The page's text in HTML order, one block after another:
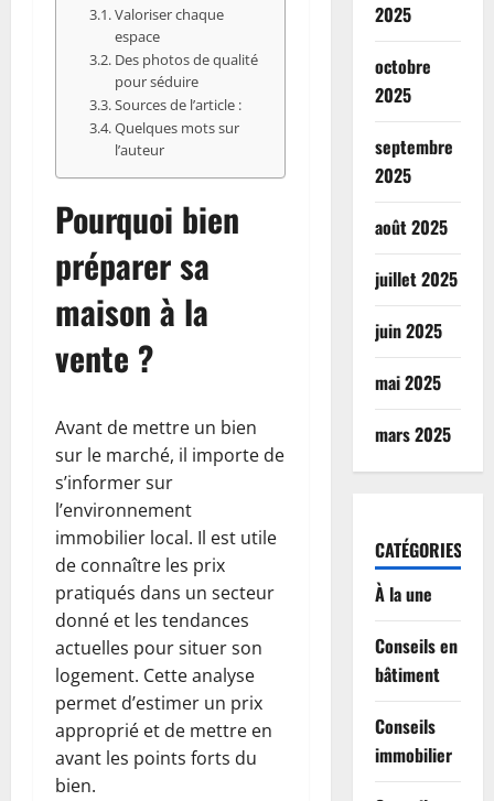
Valoriser chaque
espace
Des photos de qualité
pour séduire
Sources de l’article :
Quelques mots sur
l’auteur
Pourquoi bien
préparer sa
maison à la
vente ?
Avant de mettre un bien
sur le marché, il importe de
s’informer sur
l’environnement
immobilier local. Il est utile
de connaître les prix
pratiqués dans un secteur
donné et les tendances
actuelles pour situer son
logement. Cette analyse
permet d’estimer un prix
approprié et de mettre en
avant les points forts du
bien.
2025
octobre
2025
septembre
2025
août 2025
juillet 2025
juin 2025
mai 2025
mars 2025
CATÉGORIES
À la une
Conseils en
bâtiment
Conseils
immobilier